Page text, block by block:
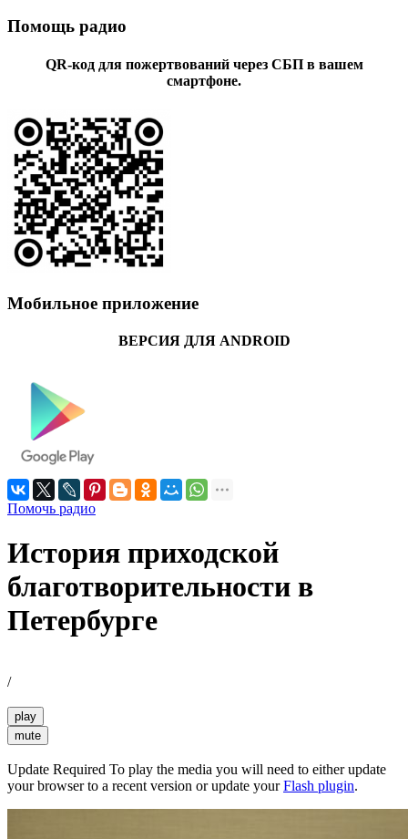
Помощь радио
QR-код для пожертвований через СБП в вашем
смартфоне.
Мобильное приложение
ВЕРСИЯ ДЛЯ ANDROID
Помочь радио
История приходской
благотворительности в
Петербурге
/
play
mute
Update Required To play the media you will need to either update
your browser to a recent version or update yourFlash plugin.